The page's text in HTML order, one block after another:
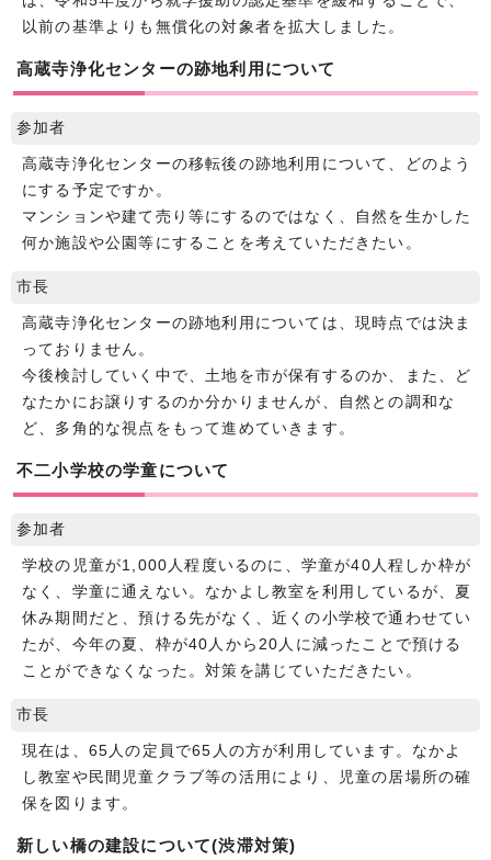
以前の基準よりも無償化の対象者を拡大しました。
高蔵寺浄化センターの跡地利用について
参加者
高蔵寺浄化センターの移転後の跡地利用について、どのよう
にする予定ですか。
マンションや建て売り等にするのではなく、自然を生かした
何か施設や公園等にすることを考えていただきたい。
市長
高蔵寺浄化センターの跡地利用については、現時点では決ま
っておりません。
今後検討していく中で、土地を市が保有するのか、また、ど
なたかにお譲りするのか分かりませんが、自然との調和な
ど、多角的な視点をもって進めていきます。
不二小学校の学童について
参加者
学校の児童が1,000人程度いるのに、学童が40人程しか枠が
なく、学童に通えない。なかよし教室を利用しているが、夏
休み期間だと、預ける先がなく、近くの小学校で通わせてい
たが、今年の夏、枠が40人から20人に減ったことで預ける
ことができなくなった。対策を講じていただきたい。
市長
現在は、65人の定員で65人の方が利用しています。なかよ
し教室や民間児童クラブ等の活用により、児童の居場所の確
保を図ります。
新しい橋の建設について(渋滞対策)